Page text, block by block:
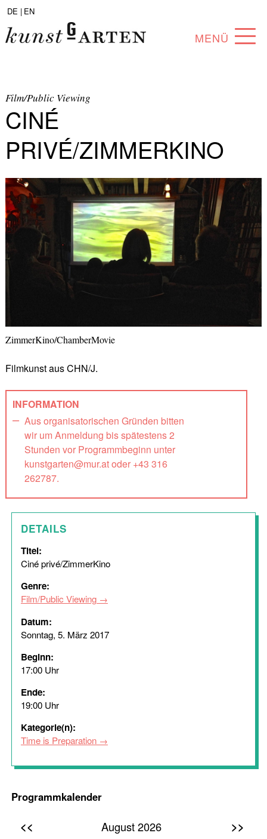
DE | EN
MENÜ
KÜNSTLER*INNEN
PARTNER*INNEN
ANGEBOTE
Film/Public Viewing
CINÉ
PRIVÉ/ZIMMERKINO
ZimmerKino/ChamberMovie
Filmkunst aus CHN/J.
INFORMATION
Aus organisatorischen Gründen bitten
wir um Anmeldung bis spätestens 2
Stunden vor Programmbeginn unter
kunstgarten@mur.at oder +43 316
262787.
DETAILS
Titel:
Ciné privé/ZimmerKino
Genre:
Film/Public Viewing
Datum:
Sonntag, 5. März 2017
Beginn:
17:00 Uhr
Ende:
19:00 Uhr
Kategorie(n):
Time is Preparation
Programmkalender
<< August 2026 >>